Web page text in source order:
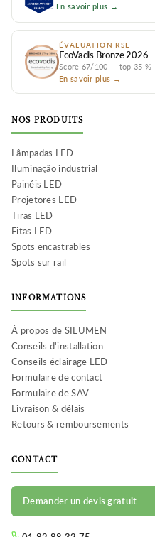
En savoir plus →
ÉVALUATION RSE
EcoVadis Bronze 2026
Score 67/100 — top 35 %
En savoir plus →
NOS PRODUITS
Lâmpadas LED
Iluminação industrial
Painéis LED
Projetores LED
Tiras LED
Fitas LED
Spots encastrables
Spots sur rail
INFORMATIONS
À propos de SILUMEN
Conseils d'installation
Conseils éclairage LED
Formulaire de contact
Formulaire de SAV
Livraison & délais
Retours & remboursements
CONTACT
Demander un devis gratuit